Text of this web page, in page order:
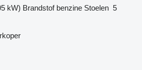
kW) Brandstof benzine Stoelen 5